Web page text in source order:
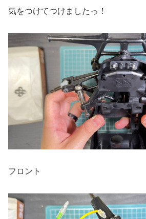
気をつけてつけましたっ！
フロント